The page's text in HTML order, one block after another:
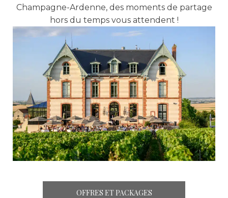
Champagne-Ardenne, des moments de partage
hors du temps vous attendent !
OFFRES ET PACKAGES